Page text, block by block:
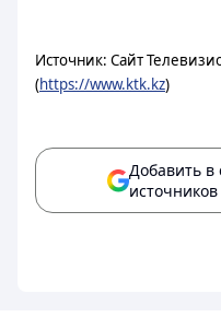
Источник: Сайт
(https://www.ktk.kz)
Добавить в